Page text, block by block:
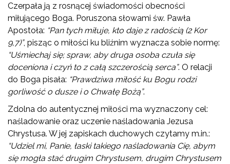
Czerpała ją z rosnącej świadomości obecności
miłującego Boga. Poruszona słowami św. Pawła
Apostoła: “Pan tych miłuje, kto daje z radością (2 Kor
9,7)”, pisząc o miłości ku bliźnim wyznacza sobie normę:
“Uśmiechaj się; spraw, aby druga osoba czuła się
doceniona i czyń to z całą szczerością serca”. O relacji
do Boga pisała: “Prawdziwa miłość ku Bogu rodzi
gorliwość o dusze i o Chwałę Bożą”.
Zdolna do autentycznej miłości ma wyznaczony cel:
naśladowanie oraz uczenie naśladowania Jezusa
Chrystusa. W jej zapiskach duchowych czytamy m.in.:
“Udziel mi, Panie, łaski takiego naśladowania Cię, abym
się mogła stać drugim Chrystusem, drugim Chrystusem